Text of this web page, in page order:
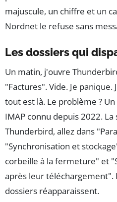
majuscule, un chiffre et un
Nordnet le refuse sans
Les dossiers qui
Un matin, j'ouvre
"Factures". Vide. Je
tout est là. Le problème ?
IMAP connu depuis 2022. La
Thunderbird, allez dans
"Synchronisation et
corbeille à la fermeture" et
après leur téléchargement".
dossiers réapparaissent.